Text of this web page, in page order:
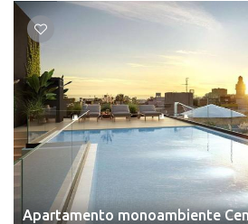
Apartamento monoambiente